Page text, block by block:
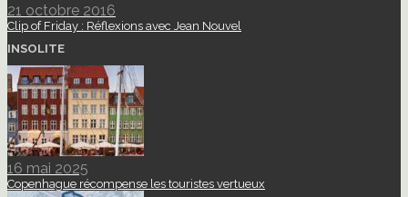
21 octobre 2016
Clip of Friday : Réflexions avec Jean Nouvel
INSOLITE
16 mai 2025
Copenhague récompense les touristes vertueux